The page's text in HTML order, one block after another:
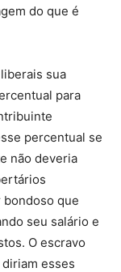
do que é
sua
para
percentual se
não deveria
bondoso que
seu salário e
O escravo
esses